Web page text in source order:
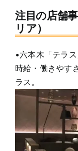
注目の店舗
リア）
•六本木「テラ
時給・働きやす
ラス。